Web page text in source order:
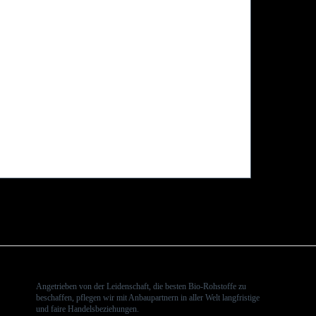
Angetrieben von der Leidenschaft, die besten Bio-Rohstoffe zu
beschaffen, pflegen wir mit Anbaupartnern in aller Welt langfristige
und faire Handelsbeziehungen.